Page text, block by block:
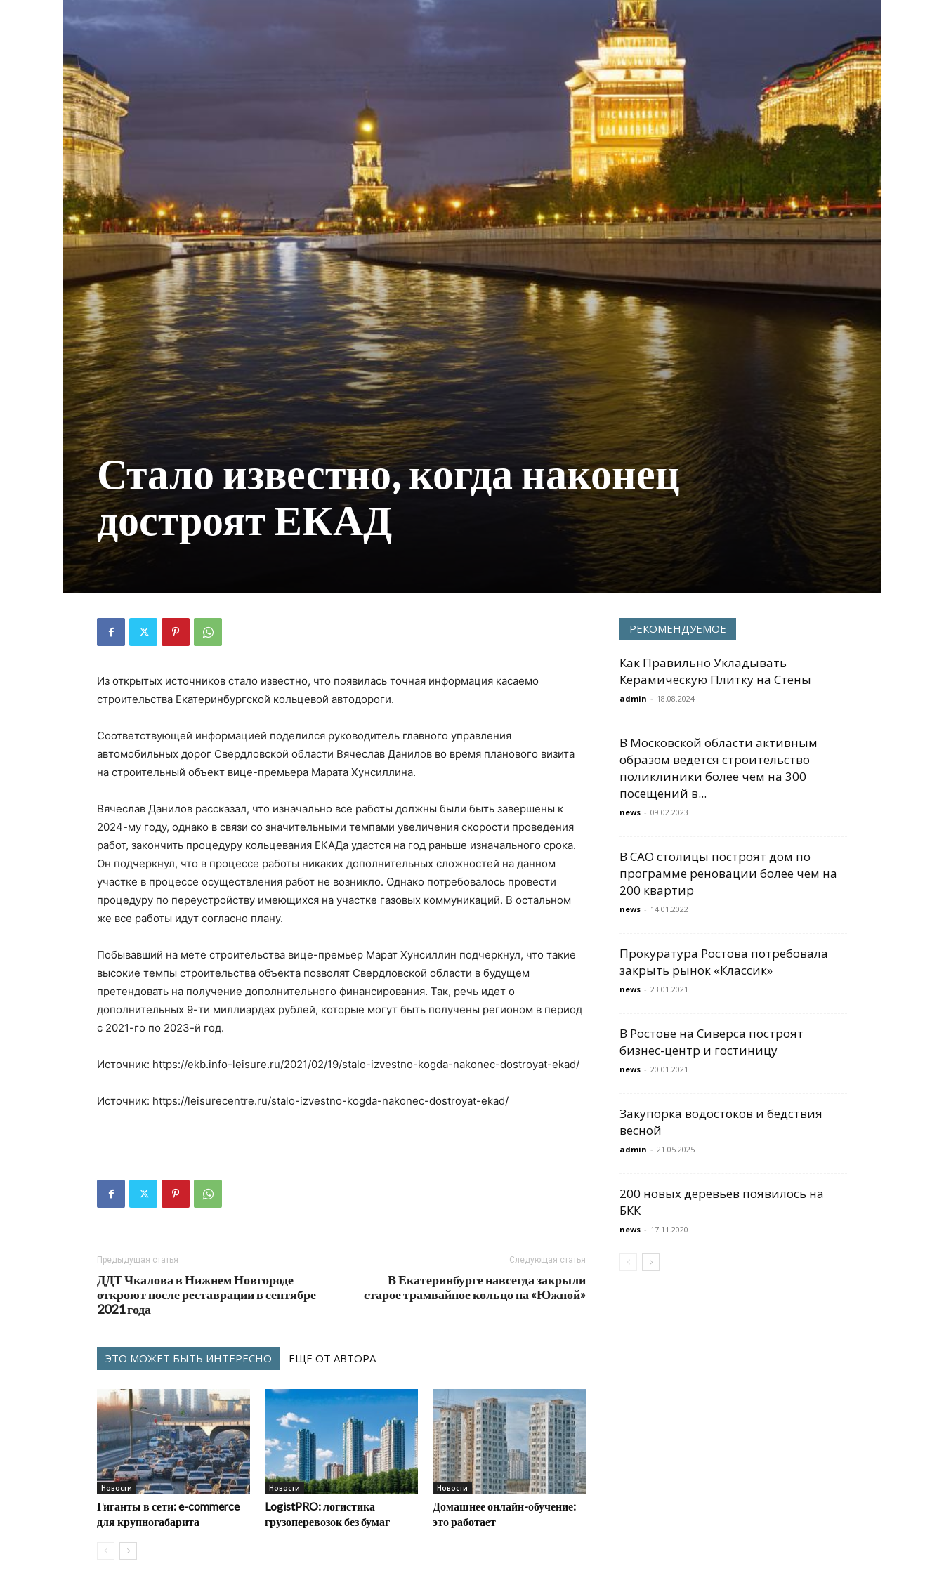
Стало известно, когда наконец
достроят ЕКАД
Из открытых источников стало известно, что появилась точная информация касаемо
строительства Екатеринбургской кольцевой автодороги.
Соответствующей информацией поделился руководитель главного управления
автомобильных дорог Свердловской области Вячеслав Данилов во время планового визита
на строительный объект вице-премьера Марата Хунсиллина.
Вячеслав Данилов рассказал, что изначально все работы должны были быть завершены к
2024-му году, однако в связи со значительными темпами увеличения скорости проведения
работ, закончить процедуру кольцевания ЕКАДа удастся на год раньше изначального срока.
Он подчеркнул, что в процессе работы никаких дополнительных сложностей на данном
участке в процессе осуществления работ не возникло. Однако потребовалось провести
процедуру по переустройству имеющихся на участке газовых коммуникаций. В остальном
же все работы идут согласно плану.
Побывавший на мете строительства вице-премьер Марат Хунсиллин подчеркнул, что такие
высокие темпы строительства объекта позволят Свердловской области в будущем
претендовать на получение дополнительного финансирования. Так, речь идет о
дополнительных 9-ти миллиардах рублей, которые могут быть получены регионом в период
с 2021-го по 2023-й год.
Источник: https://ekb.info-leisure.ru/2021/02/19/stalo-izvestno-kogda-nakonec-dostroyat-ekad/
Источник: https://leisurecentre.ru/stalo-izvestno-kogda-nakonec-dostroyat-ekad/
Предыдущая статья
ДДТ Чкалова в Нижнем Новгороде
откроют после реставрации в сентябре
2021 года
Следующая статья
В Екатеринбурге навсегда закрыли
старое трамвайное кольцо на «Южной»
ЭТО МОЖЕТ БЫТЬ ИНТЕРЕСНО ЕЩЕ ОТ АВТОРА
Новости
Гиганты в сети: e-commerce
для крупногабарита
Новости
LogistPRO: логистика
грузоперевозок без бумаг
Новости
Домашнее онлайн-обучение:
это работает
РЕКОМЕНДУЕМОЕ
Как Правильно Укладывать
Керамическую Плитку на Стены
admin - 18.08.2024
В Московской области активным
образом ведется строительство
поликлиники более чем на 300
посещений в...
news - 09.02.2023
В САО столицы построят дом по
программе реновации более чем на
200 квартир
news - 14.01.2022
Прокуратура Ростова потребовала
закрыть рынок «Классик»
news - 23.01.2021
В Ростове на Сиверса построят
бизнес-центр и гостиницу
news - 20.01.2021
Закупорка водостоков и бедствия
весной
admin - 21.05.2025
200 новых деревьев появилось на
БКК
news - 17.11.2020